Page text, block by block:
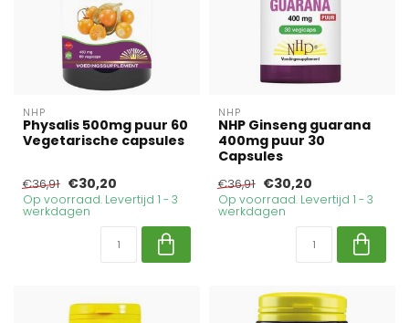
NHP
Physalis 500mg puur 60
Vegetarische capsules
€36,91 €30,20
Op voorraad. Levertijd 1 - 3
werkdagen
NHP
NHP Ginseng guarana
400mg puur 30
Capsules
€36,91 €30,20
Op voorraad. Levertijd 1 - 3
werkdagen